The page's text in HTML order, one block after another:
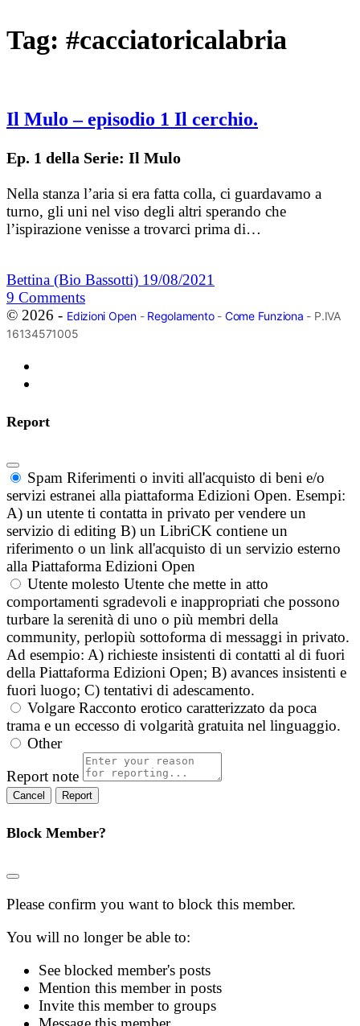
Tag: #cacciatoricalabria
Il Mulo – episodio 1 Il cerchio.
Ep. 1 della Serie: Il Mulo
Nella stanza l’aria si era fatta colla, ci guardavamo a
turno, gli uni nel viso degli altri sperando che
l’ispirazione venisse a trovarci prima di…
Bettina (Bio Bassotti) 19/08/2021
9 Comments
© 2026 - Edizioni Open- Regolamento- Come Funziona - P.IVA
16134571005
Report
Spam Riferimenti o inviti all'acquisto di beni e/o
servizi estranei alla piattaforma Edizioni Open. Esempi:
A) un utente ti contatta in privato per vendere un
servizio di editing B) un LibriCK contiene un
riferimento o un link all'acquisto di un servizio esterno
alla Piattaforma Edizioni Open
Utente molesto Utente che mette in atto
comportamenti sgradevoli e inappropriati che possono
turbare la serenità di uno o più membri della
community, perlopiù sottoforma di messaggi in privato.
Ad esempio: A) richieste insistenti di contatti al di fuori
della Piattaforma Edizioni Open; B) avances insistenti e
fuori luogo; C) tentativi di adescamento.
Volgare Racconto erotico caratterizzato da poca
trama e un eccesso di volgarità gratuita nel linguaggio.
Other
Report note
Report
Block Member?
Please confirm you want to block this member.
You will no longer be able to:
See blocked member's posts
Mention this member in posts
Invite this member to groups